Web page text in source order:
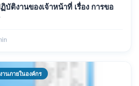
องเจ้าหน้าที่ เรื่อง การขอ
นภายในองค์กร